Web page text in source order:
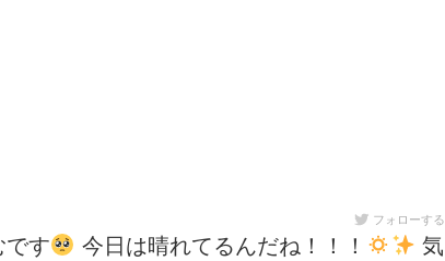
フォローする
です 今日は晴れてるんだね！！！
気